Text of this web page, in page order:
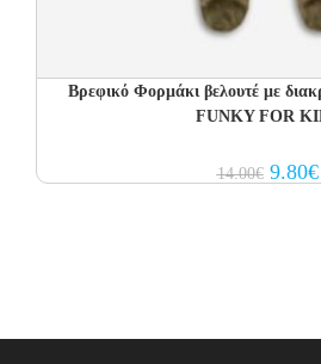
Βρεφικό Φορμάκι βελουτέ με
FUNKY FOR
14.00€ Original
price
9.80€